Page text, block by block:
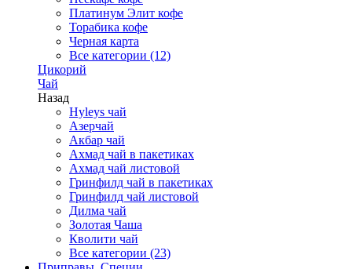
Платинум Элит кофе
Торабика кофе
Черная карта
Все категории (12)
Цикорий
Чай
Назад
Hyleys чай
Азерчай
Акбар чай
Ахмад чай в пакетиках
Ахмад чай листовой
Гринфилд чай в пакетиках
Гринфилд чай листовой
Дилма чай
Золотая Чаша
Кволити чай
Все категории (23)